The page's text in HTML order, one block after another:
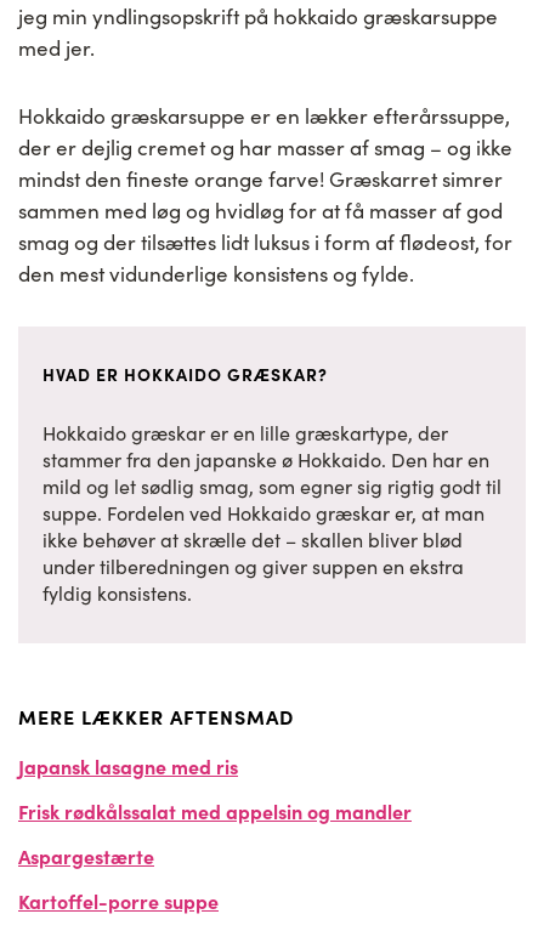
jeg min yndlingsopskrift på hokkaido græskarsuppe
med jer.
Hokkaido græskarsuppe er en lækker efterårssuppe,
der er dejlig cremet og har masser af smag – og ikke
mindst den fineste orange farve! Græskarret simrer
sammen med løg og hvidløg for at få masser af god
smag og der tilsættes lidt luksus i form af flødeost, for
den mest vidunderlige konsistens og fylde.
HVAD ER HOKKAIDO GRÆSKAR?
Hokkaido græskar er en lille græskartype, der
stammer fra den japanske ø Hokkaido. Den har en
mild og let sødlig smag, som egner sig rigtig godt til
suppe. Fordelen ved Hokkaido græskar er, at man
ikke behøver at skrælle det – skallen bliver blød
under tilberedningen og giver suppen en ekstra
fyldig konsistens.
MERE LÆKKER AFTENSMAD
Japansk lasagne med ris
Frisk rødkålssalat med appelsin og mandler
Aspargestærte
Kartoffel-porre suppe